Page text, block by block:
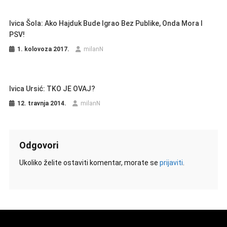
Ivica Šola: Ako Hajduk Bude Igrao Bez Publike, Onda Mora I
PSV!
1. kolovoza 2017. milanN
Ivica Ursić: TKO JE OVAJ?
12. travnja 2014. milanN
Odgovori
Ukoliko želite ostaviti komentar, morate se prijaviti